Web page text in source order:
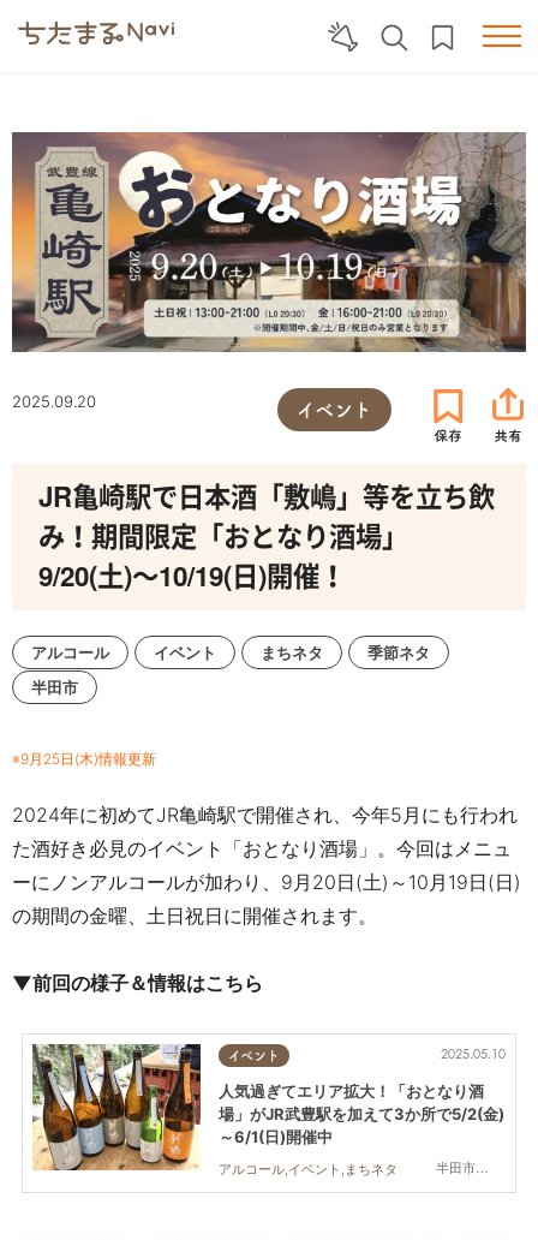
2025.09.20 イベント
JR亀崎駅で日本酒「敷嶋」等を立ち飲
み！期間限定「おとなり酒場」
9/20(土)～10/19(日)開催！
アルコール イベント まちネタ
季節ネタ
半田市
※9月25日(木)情報更新
2024年に初めてJR亀崎駅で開催され、今年5月にも行われ
た酒好き必見のイベント「おとなり酒場」。今回はメニュ
ーにノンアルコールが加わり、 9月20日(土)～ 10月19日(日)
の期間の金曜、土日祝日に開催されます。
▼前回の様子＆情報はこちら
イベント
半田市,武豊町
2025.05.10
人気過ぎてエリア拡大！「おとなり酒
場」がJR武豊駅を加えて3か所で5/2(金)
～6/1(日)開催中
アルコール,イベント,まちネタ